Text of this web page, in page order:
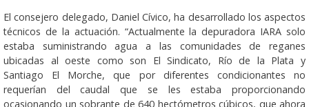
El consejero delegado, Daniel Cívico, ha desarrollado los aspectos
técnicos de la actuación. “Actualmente la depuradora IARA solo
estaba suministrando agua a las comunidades de reganes
ubicadas al oeste como son El Sindicato, Río de la Plata y
Santiago El Morche, que por diferentes condicionantes no
requerían del caudal que se les estaba proporcionando
ocasionando un sobrante de 640 hectómetros cúbicos, que ahora